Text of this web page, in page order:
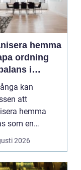
hemma
ordning
i
kan
att
hemma
som en
...
2026